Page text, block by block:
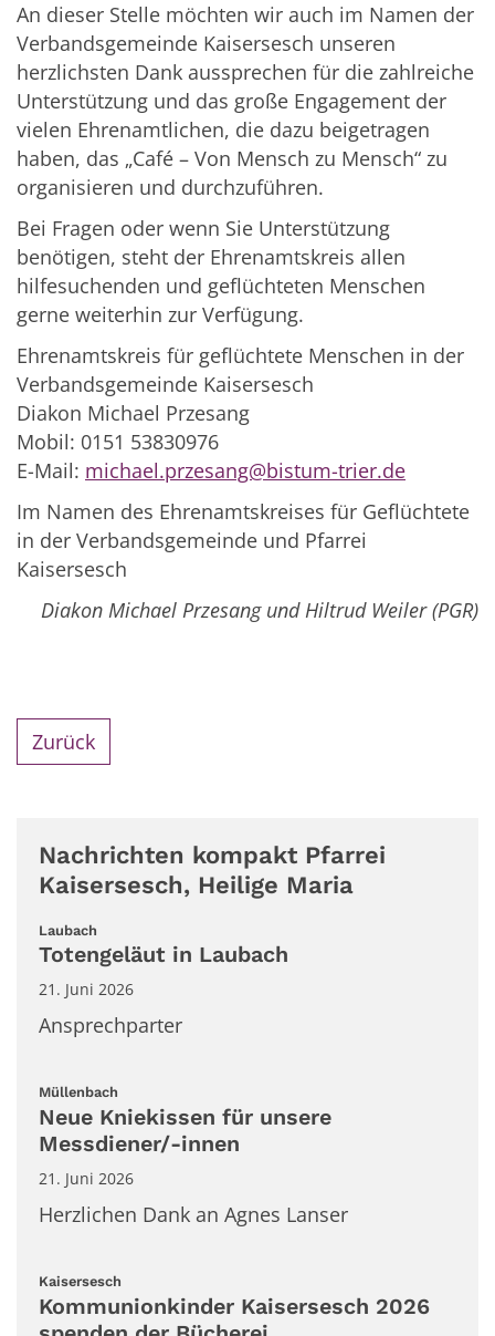
An dieser Stelle möchten wir auch im Namen der
Verbandsgemeinde Kaisersesch unseren
herzlichsten Dank aussprechen für die zahlreiche
Unterstützung und das große Engagement der
vielen Ehrenamtlichen, die dazu beigetragen
haben, das „Café – Von Mensch zu Mensch“ zu
organisieren und durchzuführen.
Bei Fragen oder wenn Sie Unterstützung
benötigen, steht der Ehrenamtskreis allen
hilfesuchenden und geflüchteten Menschen
gerne weiterhin zur Verfügung.
Ehrenamtskreis für geflüchtete Menschen in der
Verbandsgemeinde Kaisersesch
Diakon Michael Przesang
Mobil: 0151 53830976
E-Mail: michael.przesang@bistum-trier.de
Im Namen des Ehrenamtskreises für Geflüchtete
in der Verbandsgemeinde und Pfarrei
Kaisersesch
Diakon Michael Przesang und Hiltrud Weiler (PGR)
Zurück
Nachrichten kompakt Pfarrei
Kaisersesch, Heilige Maria
Laubach
Totengeläut in Laubach
21. Juni 2026
Ansprechparter
Müllenbach
Neue Kniekissen für unsere
Messdiener/-innen
21. Juni 2026
Herzlichen Dank an Agnes Lanser
Kaisersesch
Kommunionkinder Kaisersesch 2026